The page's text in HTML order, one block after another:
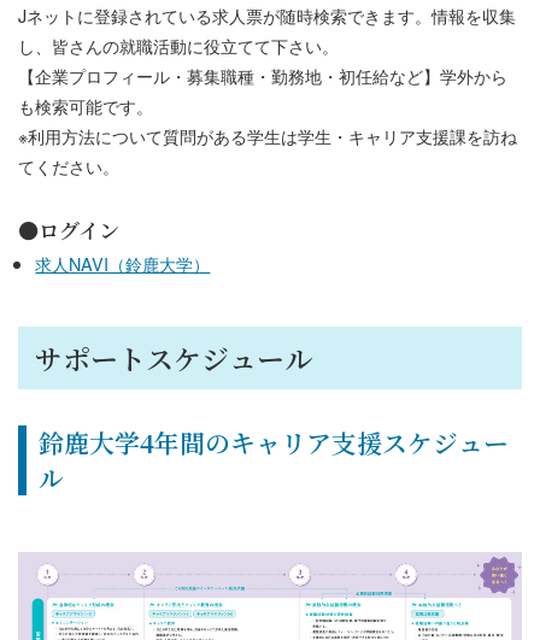
Jネットに登録されている求人票が随時検索できます。情報を収集
し、皆さんの就職活動に役立てて下さい。
【企業プロフィール・募集職種・勤務地・初任給など】学外から
も検索可能です。
※利用方法について質問がある学生は学生・キャリア支援課を訪ね
てください。
●ログイン
求人NAVI（鈴鹿大学）
サポートスケジュール
鈴鹿大学4年間のキャリア支援スケジュー
ル